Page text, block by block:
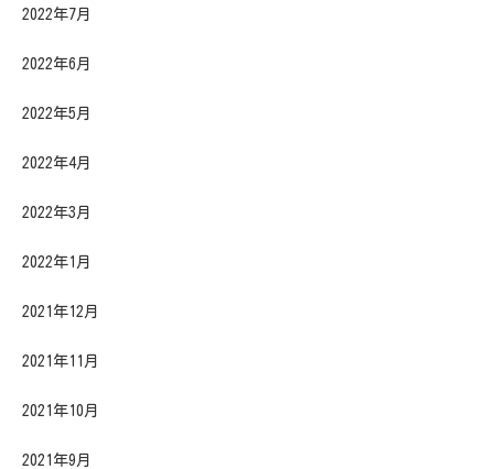
2022年7月
2022年6月
2022年5月
2022年4月
2022年3月
2022年1月
2021年12月
2021年11月
2021年10月
2021年9月